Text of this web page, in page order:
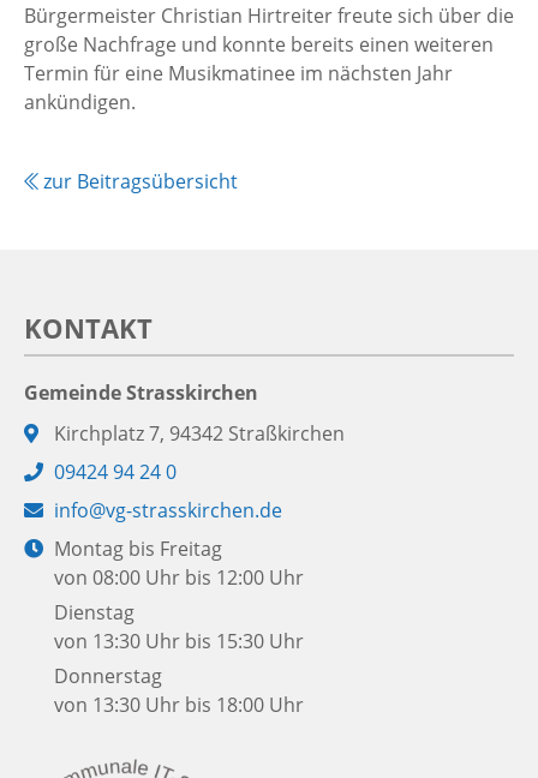
Bürgermeister Christian Hirtreiter freute sich über die
große Nachfrage und konnte bereits einen weiteren
Termin für eine Musikmatinee im nächsten Jahr
ankündigen.
zur Beitragsübersicht
KONTAKT
Gemeinde Strasskirchen
Adresse:
Kirchplatz 7, 94342 Straßkirchen
Telefon:
09424 94 24 0
E-
Mail:
info@vg-strasskirchen.de
Öffnungszeiten:
Montag bis Freitag
von 08:00 Uhr bis 12:00 Uhr
Dienstag
von 13:30 Uhr bis 15:30 Uhr
Donnerstag
von 13:30 Uhr bis 18:00 Uhr